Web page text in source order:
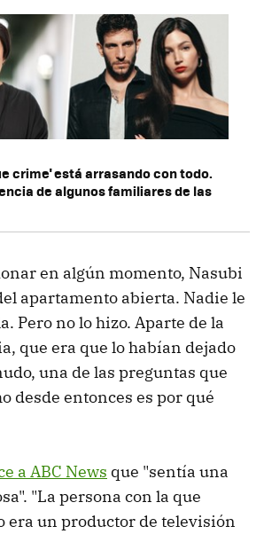
crime' está arrasando con todo.
de algunos familiares de las
en algún momento, Nasubi
apartamento abierta. Nadie le
Pero no lo hizo. Aparte de la
que era que lo habían dejado
una de las preguntas que
desde entonces es por qué
a ABC News que "sentía una
"La persona con la que
era un productor de televisión